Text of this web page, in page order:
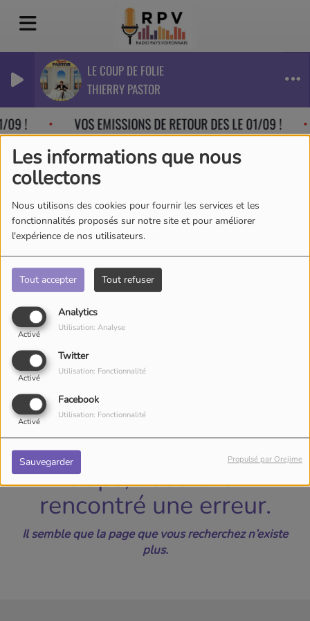
Les informations que nous
collectons
Nous utilisons des cookies pour fournir les services et les
fonctionnalités proposés sur notre site et pour améliorer
l'expérience de nos utilisateurs.
Tout accepter Tout refuser
Analytics
Activé
Utilisation: Analyse
Twitter
Activé
Utilisation: Fonctionnalité
Facebook
Activé
Utilisation: Fonctionnalité
Sauvegarder Propulsé par Orejime
LE COUP DE FOLIE
THIERRY PASTOR
09 ! VOS EMISSIONS DE RETOUR DES LE 01/09 !
Oups, vous avez
rencontré une erreur.
Il semble que la page que vous recherchez n’existe
plus.